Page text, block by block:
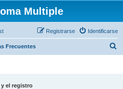
Multiple
Identificarse
Registrarse
Frecuentes
el registro